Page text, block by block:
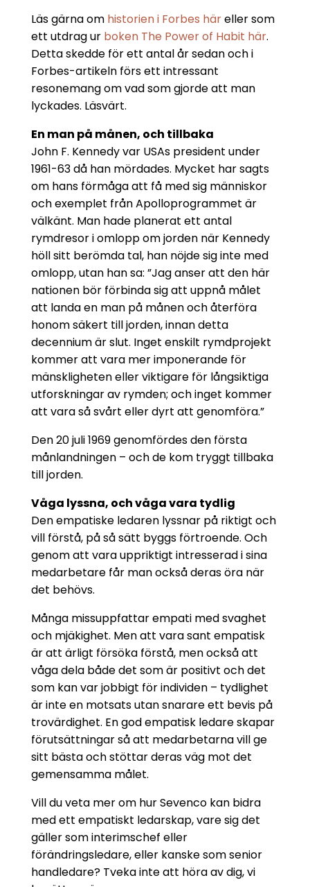
Läs gärna om historien i Forbes häreller som
ett utdrag ur boken The Power of Habit här.
Detta skedde för ett antal år sedan och i
Forbes-artikeln förs ett intressant
resonemang om vad som gjorde att man
lyckades. Läsvärt.
En man på månen, och tillbaka
John F. Kennedy var USAs president under
1961-63 då han mördades. Mycket har sagts
om hans förmåga att få med sig människor
och exemplet från Apolloprogrammet är
välkänt. Man hade planerat ett antal
rymdresor i omlopp om jorden när Kennedy
höll sitt berömda tal, han nöjde sig inte med
omlopp, utan han sa: ”Jag anser att den här
nationen bör förbinda sig att uppnå målet
att landa en man på månen och återföra
honom säkert till jorden, innan detta
decennium är slut. Inget enskilt rymdprojekt
kommer att vara mer imponerande för
mänskligheten eller viktigare för långsiktiga
utforskningar av rymden; och inget kommer
att vara så svårt eller dyrt att genomföra.”
Den 20 juli 1969 genomfördes den första
månlandningen – och de kom tryggt tillbaka
till jorden.
Våga lyssna, och våga vara tydlig
Den empatiske ledaren lyssnar på riktigt och
vill förstå, på så sätt byggs förtroende. Och
genom att vara uppriktigt intresserad i sina
medarbetare får man också deras öra när
det behövs.
Många missuppfattar empati med svaghet
och mjäkighet. Men att vara sant empatisk
är att ärligt försöka förstå, men också att
våga dela både det som är positivt och det
som kan var jobbigt för individen – tydlighet
är inte en motsats utan snarare ett bevis på
trovärdighet. En god empatisk ledare skapar
förutsättningar så att medarbetarna vill ge
sitt bästa och stöttar deras väg mot det
gemensamma målet.
Vill du veta mer om hur Sevenco kan bidra
med ett empatiskt ledarskap, vare sig det
gäller som interimschef eller
förändringsledare, eller kanske som senior
handledare? Tveka inte att höra av dig, vi